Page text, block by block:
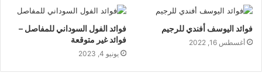
فوائد اليوسف أفندي للرجيم
أغسطس 16, 2022
فوائد الفول السوداني للمفاصل –
فوائد غير متوقعة
يونيو 4, 2023